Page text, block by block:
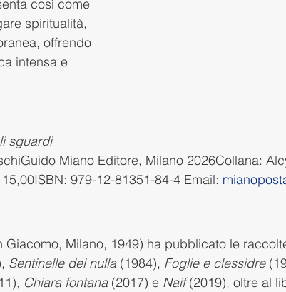
così come
spiritualità,
offrendo
intensa e
sguardi
Miano Editore, Milano 2026Collana:
979-12-81351-84-4 Email:
Giacomo, Milano, 1949) ha pubblicato le
Sentinelle del nulla (1984), Foglie e clessidre
Chiara fontana (2017) e Naif (2019), oltre al